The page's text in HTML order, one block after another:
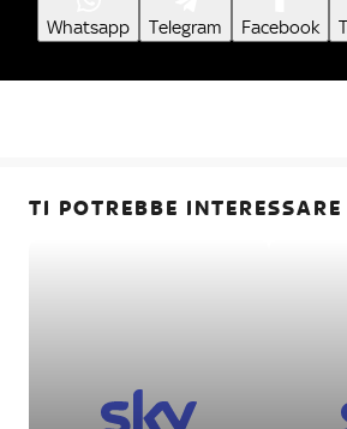
Whatsapp Telegram Facebook
TI POTREBBE INTERESSARE